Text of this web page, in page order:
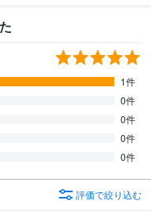
1件
0件
0件
0件
0件
評価で絞り込む